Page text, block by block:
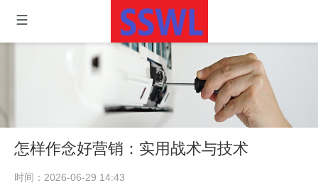
怎样作念好营销：实用战术与技术
时间：2026-06-29 14:43